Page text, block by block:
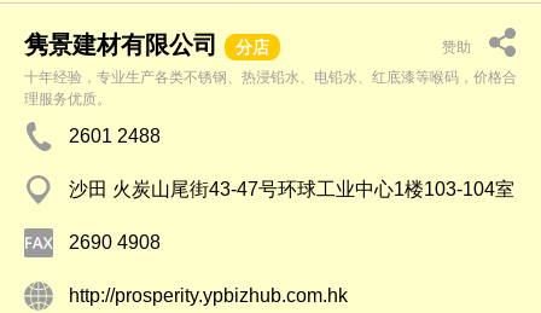
隽景建材有限公司 分店
赞助
十年经验，专业生产各类不锈钢、热浸铅水、电铅水、红底漆等喉码，价格合
理服务优质。
2601 2488
沙田 火炭山尾街43-47号环球工业中心1楼103-104室
2690 4908
http://prosperity.ypbizhub.com.hk